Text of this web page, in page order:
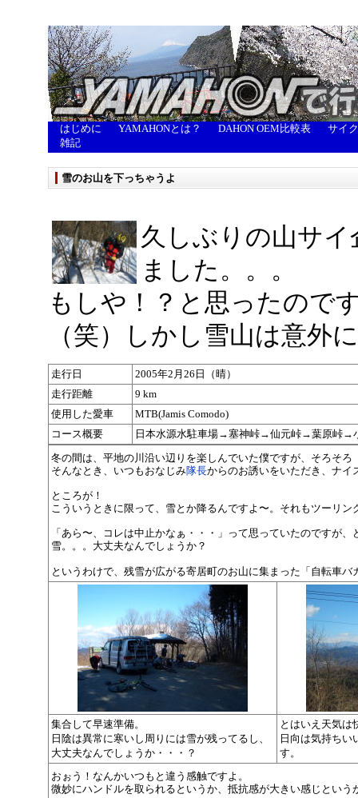
はじめに YAMAHONとは？ DAHON OEM比較表
サイ
雑記
雪のお山を下っちゃうよ
久しぶりの山サ
ました。。。
もしや！？と思ったので
（笑）しかし雪山は意外
走行日
2005年2月26日（晴）
走行距離
9 km
使用した愛車
MTB(Jamis Comodo)
コース概要
日本水源水駐車場→塞神峠→仙元峠→葉原峠→
冬の間は、平地の川沿い辺りを楽しんでいた僕ですが、そろそ
そんなとき、いつもおなじみ隊長からのお誘いをいただき、ナイ
ところが！
こういうときに限って、雪とか降るんですよ〜。それもツーリン
「あら〜、コレは中止かなぁ・・・」って思っていたのですが
雪。。。大丈夫なんでしょうか？
というわけで、残雪が広がる寄居町のお山に集まった「自転車
集合して早速準備。
日陰は異常に寒いし周りには雪が残ってるし、
大丈夫なんでしょうか・・・？
とはいえ天気は
日向は気持ちい
す。
おぉう！なんかいつもと違う感触ですよ。
微妙にハンドルを取られるというか、抵抗感が大きい感じという